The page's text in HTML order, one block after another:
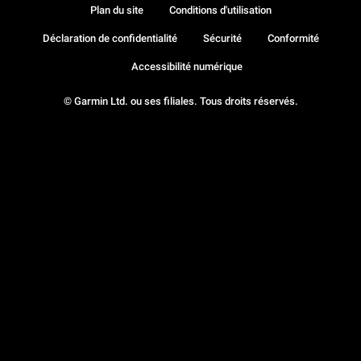
© Garmin Ltd. ou ses filiales. Tous droits réservés.
Plan du site Conditions d'utilisation
Déclaration de confidentialité Sécurité Conformité
Accessibilité numérique